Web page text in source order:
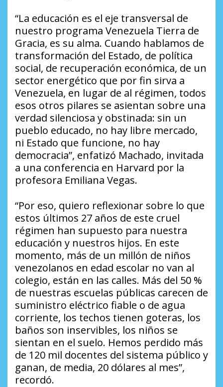
“La educación es el eje transversal de
nuestro programa Venezuela Tierra de
Gracia, es su alma. Cuando hablamos de
transformación del Estado, de política
social, de recuperación económica, de un
sector energético que por fin sirva a
Venezuela, en lugar de al régimen, todos
esos otros pilares se asientan sobre una
verdad silenciosa y obstinada: sin un
pueblo educado, no hay libre mercado,
ni Estado que funcione, no hay
democracia”, enfatizó Machado, invitada
a una conferencia en Harvard por la
profesora Emiliana Vegas.
“Por eso, quiero reflexionar sobre lo que
estos últimos 27 años de este cruel
régimen han supuesto para nuestra
educación y nuestros hijos. En este
momento, más de un millón de niños
venezolanos en edad escolar no van al
colegio, están en las calles. Más del 50 %
de nuestras escuelas públicas carecen de
suministro eléctrico fiable o de agua
corriente, los techos tienen goteras, los
baños son inservibles, los niños se
sientan en el suelo. Hemos perdido más
de 120 mil docentes del sistema público y
ganan, de media, 20 dólares al mes”,
recordó.